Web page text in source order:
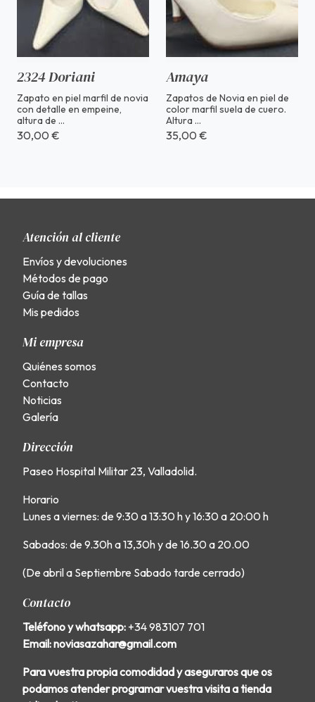
2324 Doriani
Zapato en piel marfil de novia
con detalle en empeine,
altura de ...
30,00 €
Amaya
Zapatos de Novia en piel de
color marfil suela de cuero.
Altura ...
35,00 €
Atención al cliente
Envíos y devoluciones
Métodos de pago
Guía de tallas
Mis pedidos
Mi empresa
Quiénes somos
Contacto
Noticias
Galería
Dirección
Paseo Hospital Militar 23, Valladolid.
Horario
Lunes a viernes: de 9:30 a 13:30 h y 16:30 a 20:00 h
Sabados: de 9.30h a 13,30h y de 16.30 a 20.00
(De abril a Septiembre Sabado tarde cerrado)
Contacto
Teléfono y whatsapp: +34 983107 701
Email: noviasazahar@gmail.com
Para vuestra propia comodidad y aseguraros que os
podamos atender programar vuestra visita a tienda